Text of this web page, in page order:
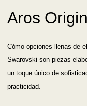
Aros
Cómo opciones llenas de
Swarovski son piezas
un toque único de
practicidad.